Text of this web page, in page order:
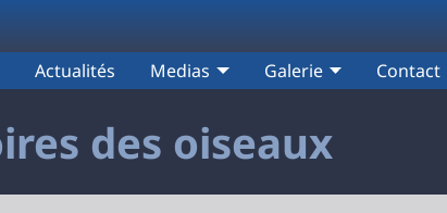
Actualités Medias Galerie Contact
des oiseaux